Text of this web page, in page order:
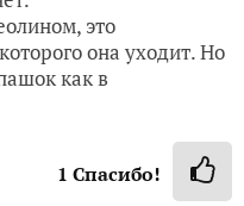
это
она уходит. Но
как в
1 Спасибо!